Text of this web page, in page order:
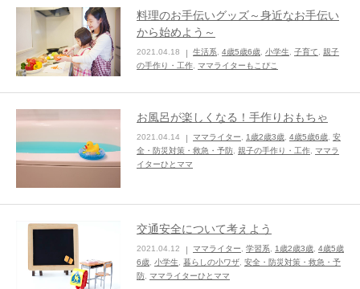
料理のお手伝いグッズ～身近なお手伝い
から始めよう～
2021.04.18 生活系 4歳5歳6歳 小学生 子育て
親子
の手作り・工作 ママライターもこぴこ
お風呂が楽しくなる！手作りおもちゃ
2021.04.14 ママライター, 1歳2歳3歳, 4歳5歳6歳, 安
全・防災対策・救急・予防, 親子の手作り・工作, ママラ
イターひとママ
交通安全について考えよう
2021.04.12 ママライター 学習系 1歳2歳3歳 4歳5歳
6歳 小学生 暮らしの小ワザ 安全・防災対策・救急・予
防 ママライターひとママ